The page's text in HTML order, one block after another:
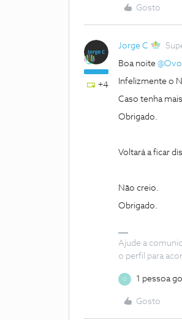
Gosto
+4
Jorge C
Boa noite ​
Infelizmente o
Caso tenha
Obrigado.
Voltará a ficar
Não creio.
Obrigado.
Ajude a
o perfil para
O 1 pessoa
Gosto